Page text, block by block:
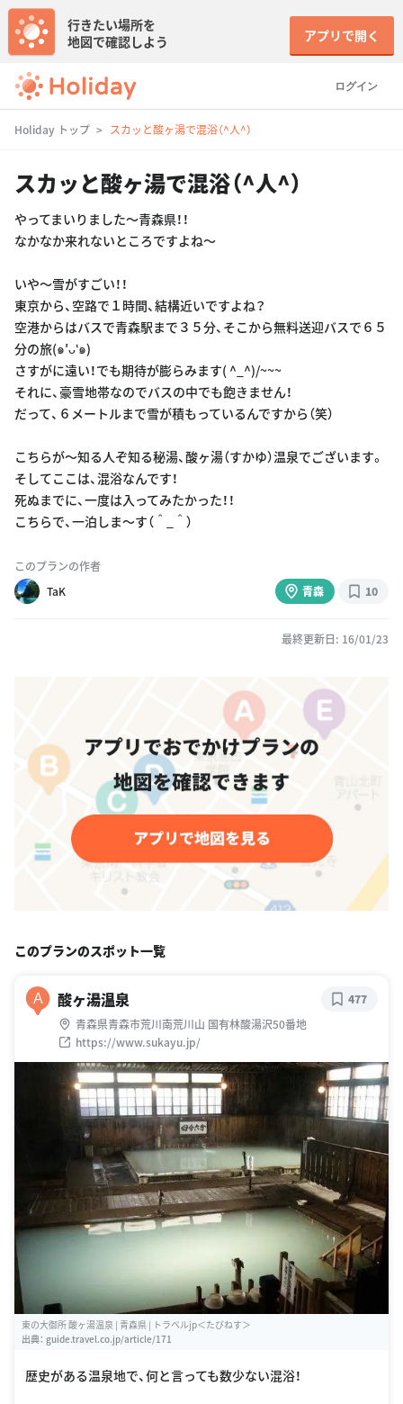
ログイン
行きたい場所を
地図で確認しよう
アプリで開く
Holiday トップ スカッと酸ヶ湯で混浴（^人^）
スカッと酸ヶ湯で混浴（^人^）
やってまいりました〜青森県！！
なかなか来れないところですよね〜
いや〜雪がすごい！！
東京から、空路で１時間、結構近いですよね？
空港からはバスで青森駅まで３５分、そこから無料送迎バスで６５
分の旅(๑′ᴗ‵๑)
さすがに遠い！でも期待が膨らみます( ^_^)/~~~
それに、豪雪地帯なのでバスの中でも飽きません！
だって、６メートルまで雪が積もっているんですから（笑）
こちらが〜知る人ぞ知る秘湯、酸ヶ湯（すかゆ）温泉でございます。
そしてここは、混浴なんです！
死ぬまでに、一度は入ってみたかった！！
こちらで、一泊しま〜す（＾_＾）
このプランの作者
TaK
青森 10
最終更新日: 16/01/23
このプランのスポット一覧
A 酸ヶ湯温泉
青森県青森市荒川南荒川山 国有林酸湯沢50番地
https://www.sukayu.jp/
477
東の大御所 酸ヶ湯温泉 | 青森県 | トラベルjp＜たびねす＞
出典： guide.travel.co.jp/article/171
歴史がある温泉地で、何と言っても数少ない混浴！